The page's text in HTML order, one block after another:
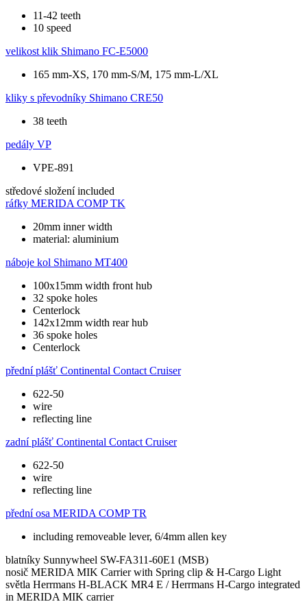
11-42 teeth
10 speed
velikost klik Shimano FC-E5000
165 mm-XS, 170 mm-S/M, 175 mm-L/XL
kliky s převodníky Shimano CRE50
38 teeth
pedály VP
VPE-891
středové složení included
ráfky MERIDA COMP TK
20mm inner width
material: aluminium
náboje kol Shimano MT400
100x15mm width front hub
32 spoke holes
Centerlock
142x12mm width rear hub
36 spoke holes
Centerlock
přední plášť Continental Contact Cruiser
622-50
wire
reflecting line
zadní plášť Continental Contact Cruiser
622-50
wire
reflecting line
přední osa MERIDA COMP TR
including removeable lever, 6/4mm allen key
blatníky Sunnywheel SW-FA311-60E1 (MSB)
nosič MERIDA MIK Carrier with Spring clip & H-Cargo Light
světla Herrmans H-BLACK MR4 E / Herrmans H-Cargo integrated
in MERIDA MIK carrier